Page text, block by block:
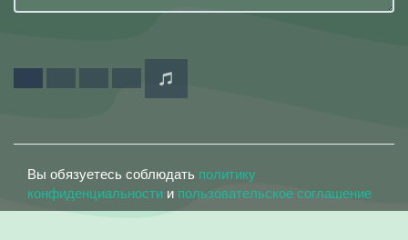
Вы обязуетесь соблюдать политику
конфиденциальности и пользовательское соглашение